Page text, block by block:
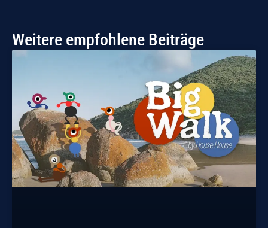
Weitere empfohlene Beiträge